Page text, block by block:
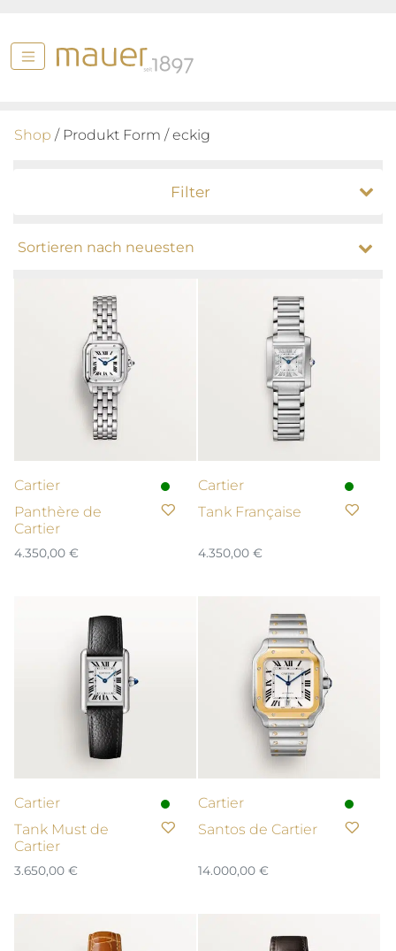
Shop / Produkt Form / eckig
Filter
Cartier
Panthère de
Cartier
4.350,00 €
Cartier
Tank Française
4.350,00 €
Cartier
Tank Must de
Cartier
3.650,00 €
Cartier
Santos de Cartier
14.000,00 €